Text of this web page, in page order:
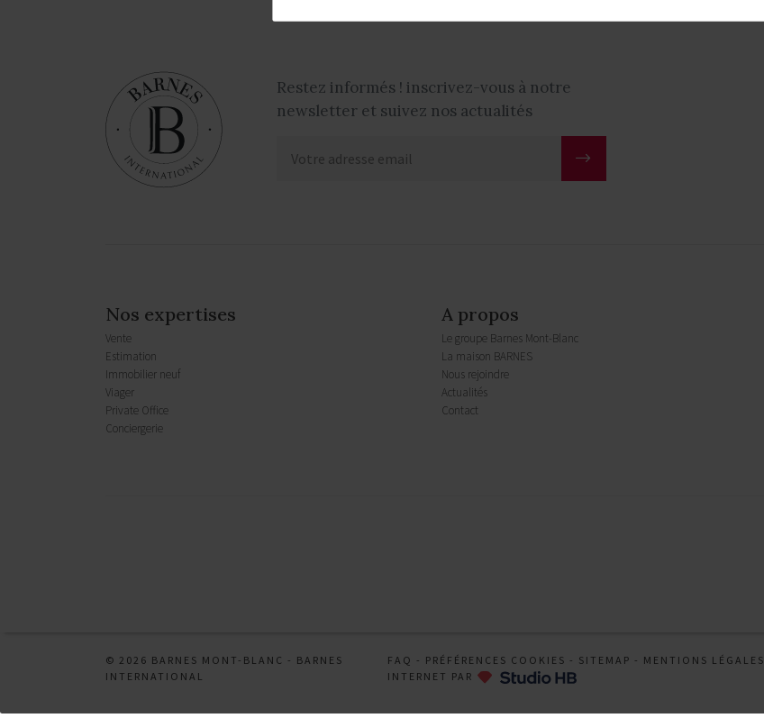
Restez informés ! inscrivez-vous à notre
newsletter et suivez nos actualités
Nos expertises
Vente
Estimation
Immobilier neuf
Viager
Private Office
Conciergerie
A propos
Le groupe Barnes Mont-Blanc
La maison BARNES
Nous rejoindre
Actualités
Contact
© 2026 BARNES MONT-BLANC - BARNES
INTERNATIONAL
FAQ - PRÉFÉRENCES COOKIES - SITEMAP - MENTIONS LÉGALES
INTERNET PAR